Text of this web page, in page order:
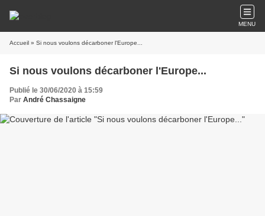
MENU
Accueil » Si nous voulons décarboner l'Europe...
Si nous voulons décarboner l'Europe...
Publié le 30/06/2020 à 15:59
Par André Chassaigne